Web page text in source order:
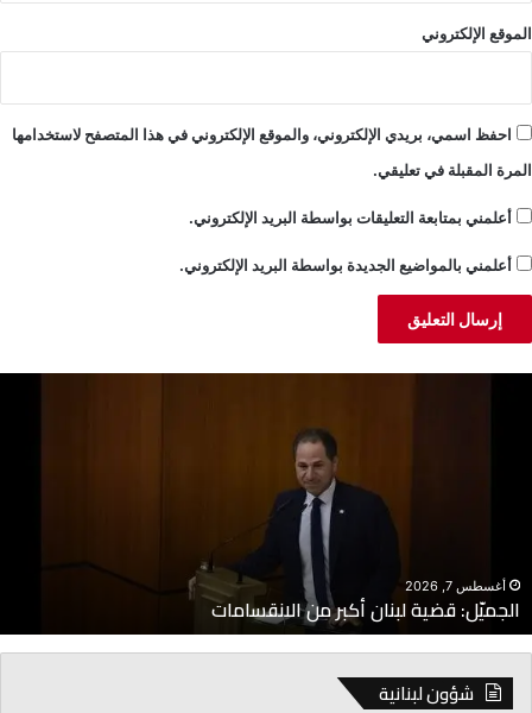
الموقع الإلكتروني
احفظ اسمي، بريدي الإلكتروني، والموقع الإلكتروني في هذا المتصفح لاستخدامها
المرة المقبلة في تعليقي.
أعلمني بمتابعة التعليقات بواسطة البريد الإلكتروني.
أعلمني بالمواضيع الجديدة بواسطة البريد الإلكتروني.
أغسطس 7, 2026
الجميّل: قضية لبنان أكبر من الانقسامات
شؤون لبنانية